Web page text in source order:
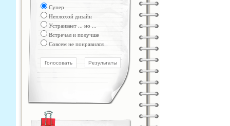
Супер
Неплохой дизайн
Устраивает ... но ...
Встречал и получше
Совсем не понравился